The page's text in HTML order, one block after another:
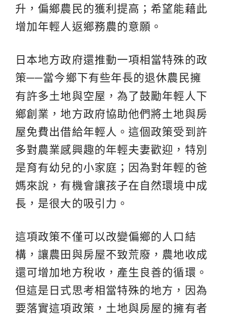
升，偏鄉農民的獲利提高；希望能藉此
增加年輕人返鄉務農的意願。
日本地方政府還推動一項相當特殊的政
策──當今鄉下有些年長的退休農民擁
有許多土地與空屋，為了鼓勵年輕人下
鄉創業，地方政府協助他們將土地與房
屋免費出借給年輕人。這個政策受到許
多對農業感興趣的年輕夫妻歡迎，特別
是育有幼兒的小家庭；因為對年輕的爸
媽來說，有機會讓孩子在自然環境中成
長，是很大的吸引力。
這項政策不僅可以改變偏鄉的人口結
構，讓農田與房屋不致荒廢，農地收成
還可增加地方稅收，產生良善的循環。
但這是日式思考相當特殊的地方，因為
要落實這項政策，土地與房屋的擁有者